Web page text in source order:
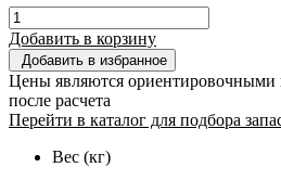
Добавить в корзину
Добавить в избранное
Цены являются ориентировочными
после расчета
Перейти в каталог для подбора
Вес (кг)